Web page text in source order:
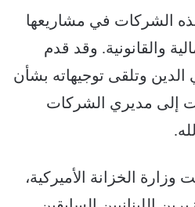
الشركات في مشاريعها
والقانونية. وقد قدم
وتلقى توجيهاته بشأن
إلى مديري الشركات
وزارة الخزانة الأميركية،